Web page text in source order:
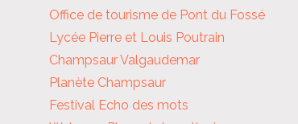
Office de tourisme de Pont du Fossé
Lycée Pierre et Louis Poutrain
Champsaur Valgaudemar
Planète Champsaur
Festival Echo des mots